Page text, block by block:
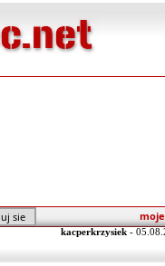
kacperkrzysiek -